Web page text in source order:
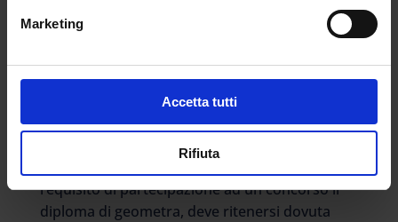
Marketing
Accetta tutti
Rifiuta
validi per l’ammissione al concorso” precisa
una cronaca di Orizzonte Scuola, riassumendo
fondatal’assorbenzadella laurea di ingegneria
ma il fronte che si apre è se sia sufficiente una
triennale o solo ma magistrale soddisfa la
condizioni descritta nella sentenza: “nel caso in
requisito di partecipazione ad un concorso il
diploma di geometra, deve ritenersi dovuta